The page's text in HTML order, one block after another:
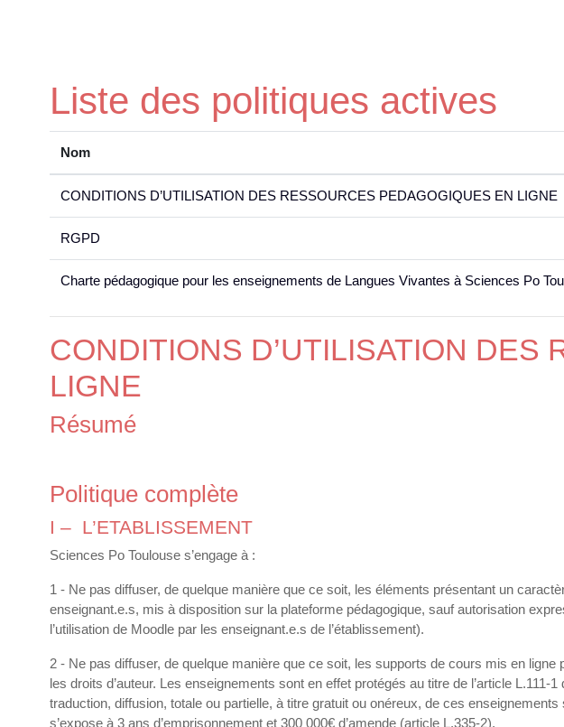
Liste des politiques actives
Nom
CONDITIONS D’UTILISATION DES RESSOURCES PEDAGOGIQUES EN LIGNE
RGPD
Charte pédagogique pour les enseignements de Langues Vivantes à Sciences Po
CONDITIONS D’UTILISATION
LIGNE
Résumé
Politique complète
I – L’ETABLISSEMENT
Sciences Po Toulouse s’engage à :
1 - Ne pas diffuser, de quelque manière que ce soit, les éléments présentant un
enseignant.e.s, mis à disposition sur la plateforme pédagogique, sauf autorisation
l’utilisation de Moodle par les enseignant.e.s de l’établissement).
2 - Ne pas diffuser, de quelque manière que ce soit, les supports de cours mis en
les droits d’auteur. Les enseignements sont en effet protégés au titre de l’article
traduction, diffusion, totale ou partielle, à titre gratuit ou onéreux, de ces
s’expose à 3 ans d’emprisonnement et 300 000€ d’amende (article L.335-2).